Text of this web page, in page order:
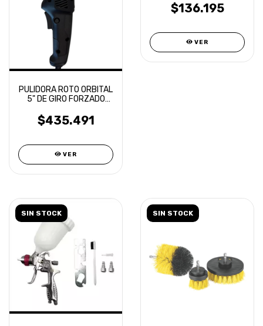
PULIDORA ROTO ORBITAL
5" DE GIRO FORZADO
02
$435.491
VER
$136.195
VER
SIN STOCK SIN STOCK